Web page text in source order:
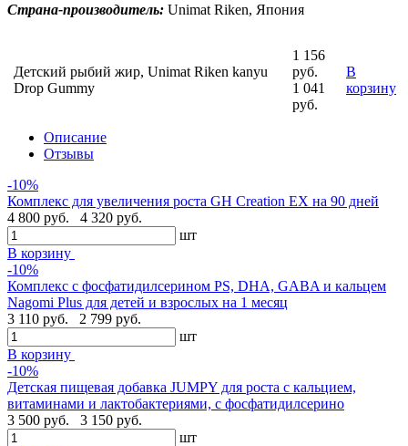
Страна-производитель: Unimat Riken, Япония
Детский рыбий жир, Unimat Riken kanyu
Drop Gummy
1 156
руб.
1 041
руб.
В
корзину
Описание
Отзывы
-10%
Комплекс для увеличения роста GH Creation EX на 90 дней
4 800 руб.
4 320 руб.
шт
В корзину
-10%
Комплекс с фосфатидилсерином PS, DHA, GABA и кальцем
Nagomi Plus для детей и взрослых на 1 месяц
3 110 руб.
2 799 руб.
шт
В корзину
-10%
Детская пищевая добавка JUMPY для роста с кальцием,
витаминами и лактобактериями, с фосфатидилсерино
3 500 руб.
3 150 руб.
шт